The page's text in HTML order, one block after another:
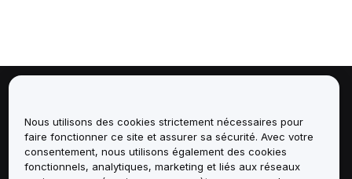
Services
Nous utilisons des cookies strictement nécessaires pour
faire fonctionner ce site et assurer sa sécurité. Avec votre
consentement, nous utilisons également des cookies
fonctionnels, analytiques, marketing et liés aux réseaux